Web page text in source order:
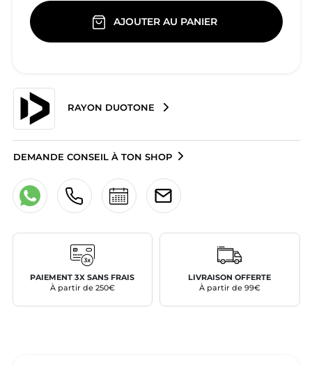
AJOUTER AU PANIER
RAYON DUOTONE
DEMANDE CONSEIL À TON SHOP
PAIEMENT 3X SANS FRAIS
À partir de 250€
LIVRAISON OFFERTE
À partir de 99€